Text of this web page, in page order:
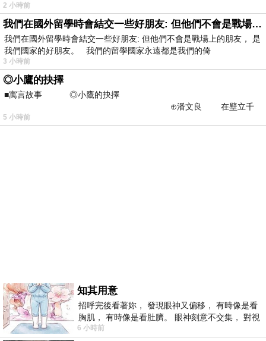
2 小時前
我們在國外留學時會結交一些好朋友: 但他們不會是戰場上的朋友
我們在國外留學時會結交一些好朋友: 但他們不會是戰場上的朋友， 是
我們國家的好朋友。 我們的留學國家永遠都是我們的倚
3 小時前
◎小鷹的抉擇
■寓言故事 ◎小鷹的抉擇
⊕潘文良 在壁立千
仞的懸崖上，有一座遮天蔽
5 小時前
知其用意
招呼完後看著妳， 發現眼神又偏移， 有時像是看
胸肌， 有時像是看肚臍。 眼神刻意不交集， 對視
視線不對齊， 讓我很難不
6 小時前